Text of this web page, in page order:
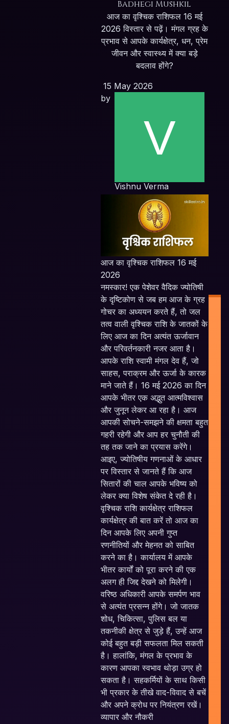
Badhegi Mushkil
आज का वृश्चिक राशिफल 16 मई
2026 विस्तार से पढ़ें। मंगल ग्रह के
प्रभाव से आपके कार्यक्षेत्र, धन, प्रेम
जीवन और स्वास्थ्य में क्या बड़े
बदलाव होंगे?
15 May 2026
by
Vishnu Verma
आज का वृश्चिक राशिफल 16 मई
2026
नमस्कार! एक पेशेवर वैदिक ज्योतिषी
के दृष्टिकोण से जब हम आज के ग्रह
गोचर का अध्ययन करते हैं, तो जल
तत्व वाली वृश्चिक राशि के जातकों के
लिए आज का दिन अत्यंत ऊर्जावान
और परिवर्तनकारी नजर आता है।
आपके राशि स्वामी मंगल देव हैं, जो
साहस, पराक्रम और ऊर्जा के कारक
माने जाते हैं। 16 मई 2026 का दिन
आपके भीतर एक अद्भुत आत्मविश्वास
और जुनून लेकर आ रहा है। आज
आपकी सोचने-समझने की क्षमता बहुत
गहरी रहेगी और आप हर चुनौती की
तह तक जाने का प्रयास करेंगे।
आइए, ज्योतिषीय गणनाओं के आधार
पर विस्तार से जानते हैं कि आज
सितारों की चाल आपके भविष्य को
लेकर क्या विशेष संकेत दे रही है।
वृश्चिक राशि कार्यक्षेत्र राशिफल
कार्यक्षेत्र की बात करें तो आज का
दिन आपके लिए अपनी गुप्त
रणनीतियों और मेहनत को साबित
करने का है। कार्यालय में आपके
भीतर कार्यों को पूरा करने की एक
अलग ही जिद्द देखने को मिलेगी।
वरिष्ठ अधिकारी आपके समर्पण भाव
से अत्यंत प्रसन्न होंगे। जो जातक
शोध, चिकित्सा, पुलिस बल या
तकनीकी क्षेत्र से जुड़े हैं, उन्हें आज
कोई बहुत बड़ी सफलता मिल सकती
है। हालांकि, मंगल के प्रभाव के
कारण आपका स्वभाव थोड़ा उग्र हो
सकता है। सहकर्मियों के साथ किसी
भी प्रकार के तीखे वाद-विवाद से बचें
और अपने क्रोध पर नियंत्रण रखें।
व्यापार और नौकरी